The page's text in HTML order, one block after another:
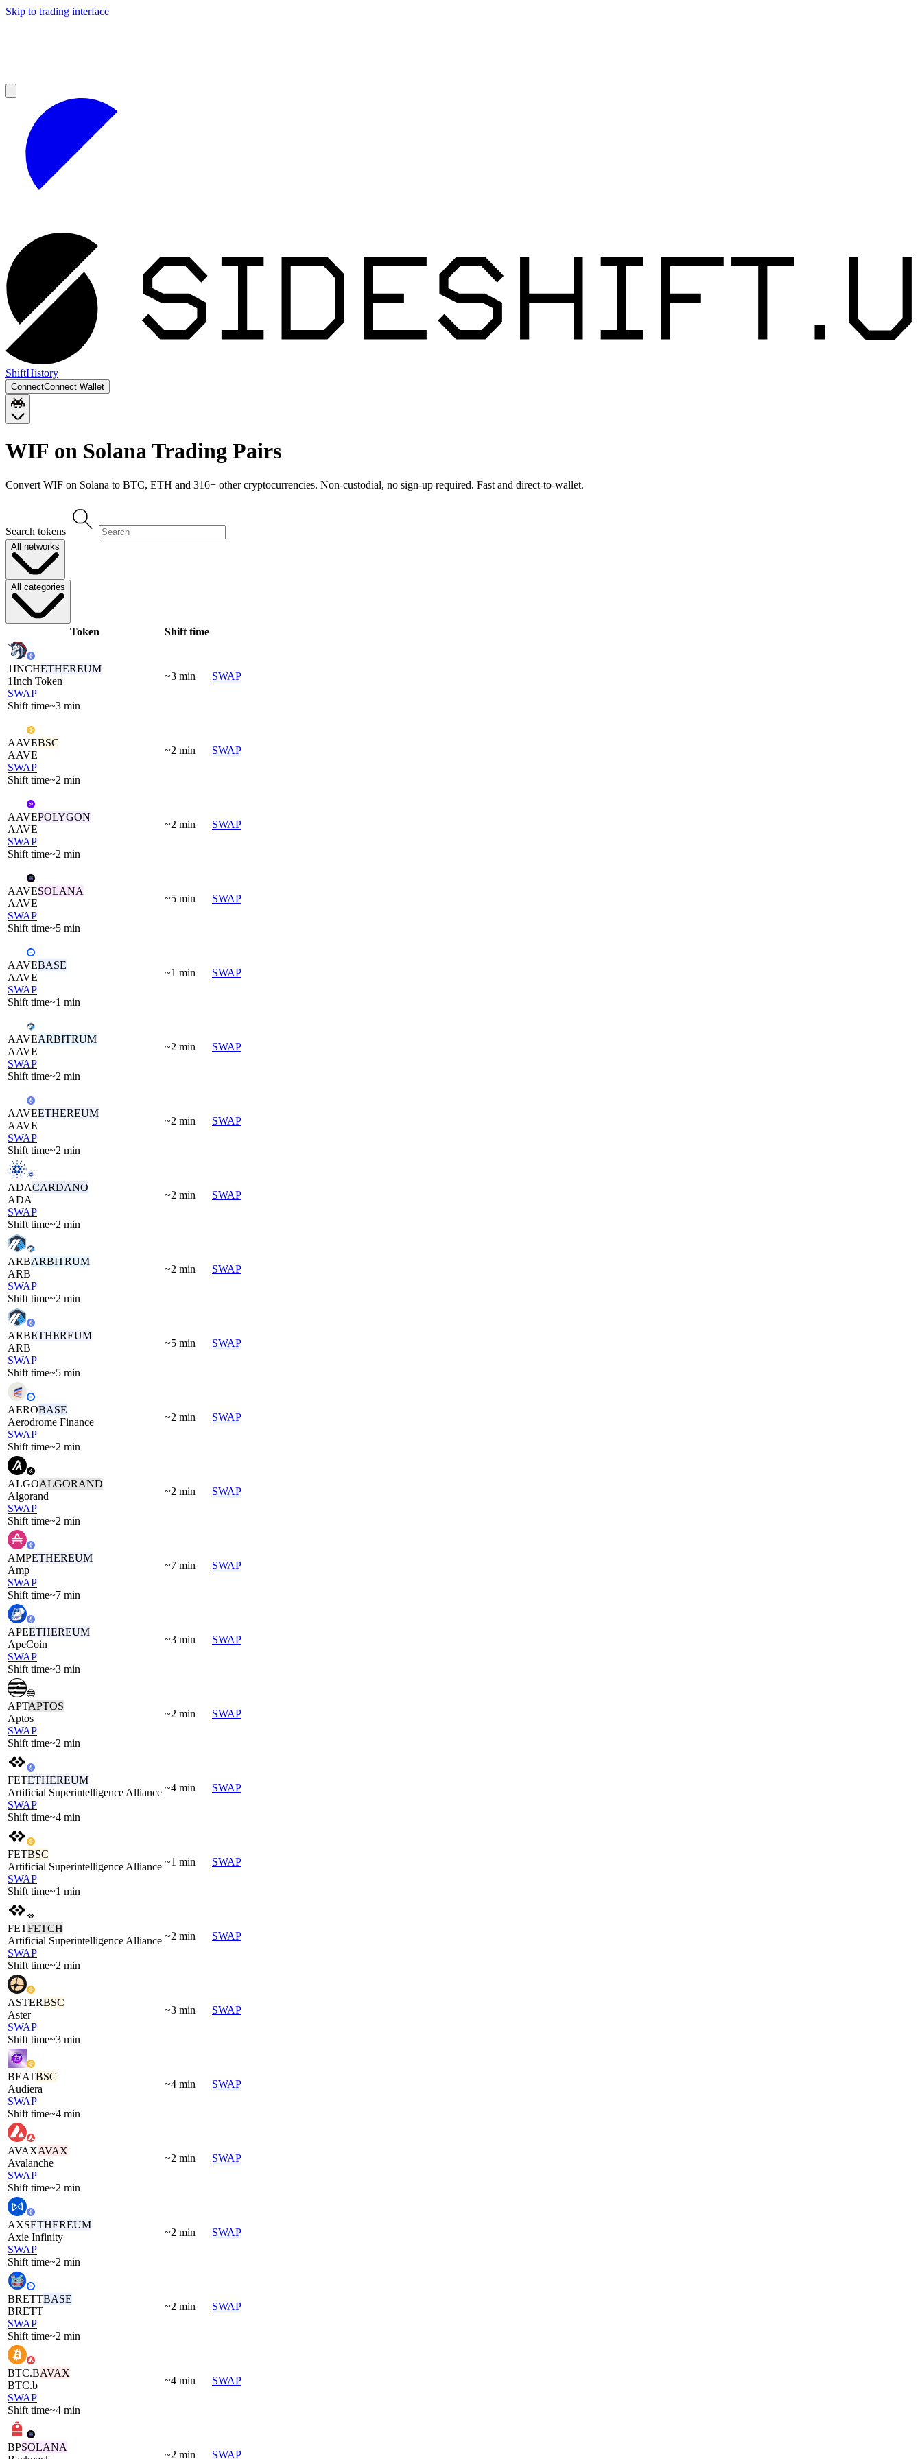
Skip to trading interface
ShiftHistory
ConnectConnect Wallet
WIF on SolanaTrading Pairs
Convert WIF on Solana to BTC, ETH and 316+ other cryptocurrencies. Non-custodial, no sign-up required. Fast and direct-to-wallet.
Search tokens
All networks
All categories
Token Shift time
1INCHETHEREUM
1Inch Token
SWAP
Shift time~3 min
~3 min SWAP
AAVEBSC
AAVE
SWAP
Shift time~2 min
~2 min SWAP
AAVEPOLYGON
AAVE
SWAP
Shift time~2 min
~2 min SWAP
AAVESOLANA
AAVE
SWAP
Shift time~5 min
~5 min SWAP
AAVEBASE
AAVE
SWAP
Shift time~1 min
~1 min SWAP
AAVEARBITRUM
AAVE
SWAP
Shift time~2 min
~2 min SWAP
AAVEETHEREUM
AAVE
SWAP
Shift time~2 min
~2 min SWAP
ADACARDANO
ADA
SWAP
Shift time~2 min
~2 min SWAP
ARBARBITRUM
ARB
SWAP
Shift time~2 min
~2 min SWAP
ARBETHEREUM
ARB
SWAP
Shift time~5 min
~5 min SWAP
AEROBASE
Aerodrome Finance
SWAP
Shift time~2 min
~2 min SWAP
ALGOALGORAND
Algorand
SWAP
Shift time~2 min
~2 min SWAP
AMPETHEREUM
Amp
SWAP
Shift time~7 min
~7 min SWAP
APEETHEREUM
ApeCoin
SWAP
Shift time~3 min
~3 min SWAP
APTAPTOS
Aptos
SWAP
Shift time~2 min
~2 min SWAP
FETETHEREUM
Artificial Superintelligence Alliance
SWAP
Shift time~4 min
~4 min SWAP
FETBSC
Artificial Superintelligence Alliance
SWAP
Shift time~1 min
~1 min SWAP
FETFETCH
Artificial Superintelligence Alliance
SWAP
Shift time~2 min
~2 min SWAP
ASTERBSC
Aster
SWAP
Shift time~3 min
~3 min SWAP
BEATBSC
Audiera
SWAP
Shift time~4 min
~4 min SWAP
AVAXAVAX
Avalanche
SWAP
Shift time~2 min
~2 min SWAP
AXSETHEREUM
Axie Infinity
SWAP
Shift time~2 min
~2 min SWAP
BRETTBASE
BRETT
SWAP
Shift time~2 min
~2 min SWAP
BTC.BAVAX
BTC.b
SWAP
Shift time~4 min
~4 min SWAP
BPSOLANA
~2 min SWAP